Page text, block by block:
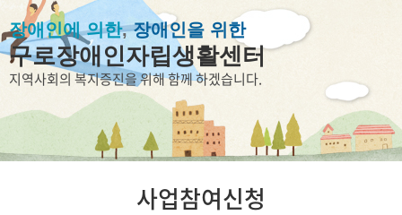
장애인에 의한,장애인을 위한
구로장애인자립생활센터
지역사회의 복지증진을 위해 함께 하겠습니다.
사업참여신청